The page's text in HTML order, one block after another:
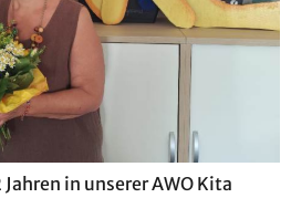
in unserer AWO Kita